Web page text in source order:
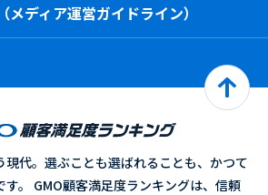
ディア運営ガイドライン）
現代。選ぶことも選ばれることも、かつて
す。 GMO顧客満足度ランキングは、信頼